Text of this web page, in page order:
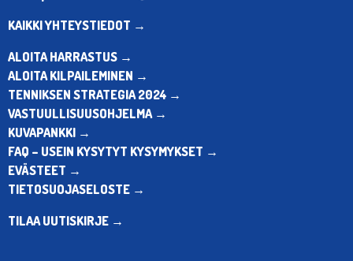
KAIKKI YHTEYSTIEDOT →
ALOITA HARRASTUS →
ALOITA KILPAILEMINEN →
TENNIKSEN STRATEGIA 2024 →
VASTUULLISUUSOHJELMA →
KUVAPANKKI →
FAQ – USEIN KYSYTYT KYSYMYKSET →
EVÄSTEET →
TIETOSUOJASELOSTE →
TILAA UUTISKIRJE →